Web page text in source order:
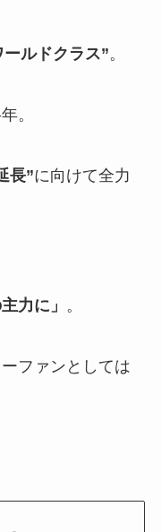
ールドクラス”。
。
長”に向けて全力
力に」 。
ファンとしては